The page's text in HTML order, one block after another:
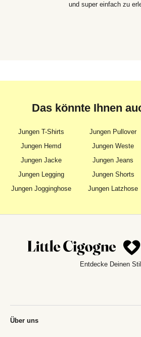
und super einfach zu
Das könnte Ihnen
Jungen T-Shirts Jungen Pullover
Jungen Hemd
Jungen Weste
Jungen Jacke
Jungen Jeans
Jungen Legging
Jungen Shorts
Jungen Jogginghose
Jungen Latzhose
Entdecke Deinen Stil
Über uns